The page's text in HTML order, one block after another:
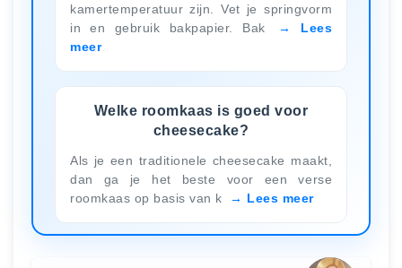
kamertemperatuur zijn. Vet je springvorm
in en gebruik bakpapier. Bak
Lees
meer
Welke roomkaas is goed voor
cheesecake?
Als je een traditionele cheesecake maakt,
dan ga je het beste voor een verse
roomkaas op basis van k
Lees meer